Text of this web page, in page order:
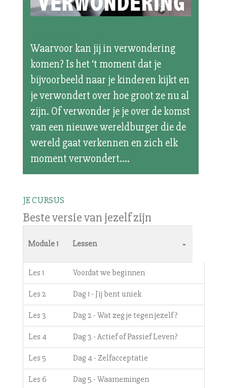
Waarvoor kan jij in verwondering
komen? Is het ‘t moment dat je
bijvoorbeeld naar je kinderen kijkt en
je verwondert over hoe groot ze nu al
zijn. Of verwonder je je over de komst
van een nieuwe wereldburger die de
wereld gaat verkennen en zich elk
moment verwondert....
JE CURSUS
Beste versie van jezelf zijn
Module 1 Lessen -
Les 1 Voordat we beginnen
Les 2 Dag 1 - Jij bent uniek
Les 3 Dag 2 - Wat zeg je tegen jezelf?
Les 4 Dag 3 - Actief of Passief Leven?
Les 5 Dag 4 - Zelfacceptatie
Les 6 Dag 5 - Waarnemingen